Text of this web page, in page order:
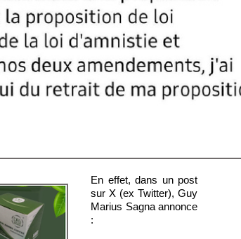
En effet, dans un post
sur X (ex Twitter), Guy
Marius Sagna annonce
: